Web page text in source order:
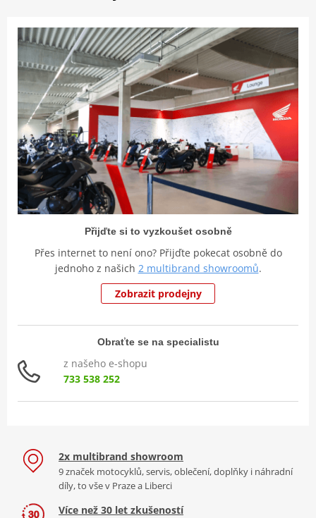
Přijďte si to vyzkoušet osobně
Přes internet to není ono? Přijďte pokecat osobně do
jednoho z našich 2 multibrand showroomů.
Zobrazit prodejny
Obraťte se na specialistu
z našeho e-shopu
733 538 252
2x multibrand showroom
9 značek motocyklů, servis, oblečení, doplňky i náhradní
díly, to vše v Praze a Liberci
Více než 30 let zkušeností